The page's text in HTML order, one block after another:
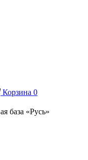
Корзина 0
база «Русь»